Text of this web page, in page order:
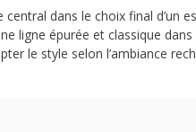
central dans le choix final d’un
ligne épurée et classique
le style selon l’ambiance